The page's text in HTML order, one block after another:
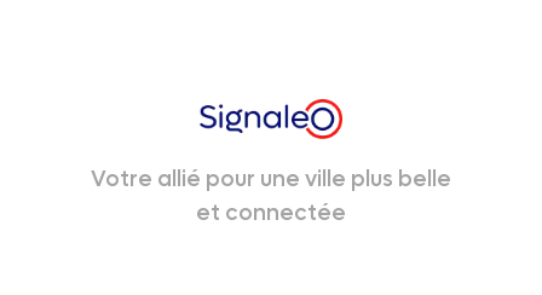
Votre allié pour une ville plus belle
et connectée